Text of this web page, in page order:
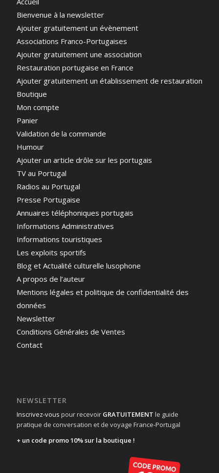
Bienvenue à la newsletter
Ajouter gratuitement un évènement
Associations Franco-Portugaises
Ajouter gratuitement une association
Restauration portugaise en France
Ajouter gratuitement un établissement de restauration
Boutique
Mon compte
Panier
Validation de la commande
Humour
Ajouter un article drôle sur les portugais
TV au Portugal
Radios au Portugal
Presse Portugaise
Annuaires téléphoniques portugais
Informations Administratives
Informations touristiques
Les exploits sportifs
Blog et Actualité culturelle lusophone
A propos de l’auteur
Mentions légales et politique de confidentialité des
données
Newsletter
Conditions Générales de Ventes
Contact
NEWSLETTER
Inscrivez-vous pour recevoir GRATUITEMENT le guide
pratique de conversation et de voyage France-Portugal
+ un code promo 10% sur la boutique !